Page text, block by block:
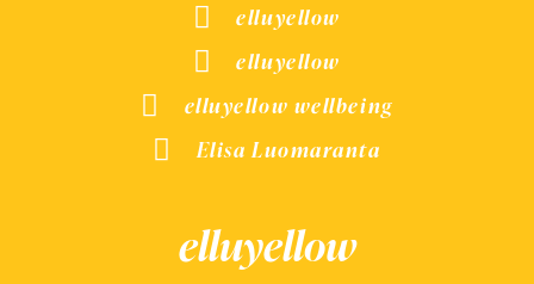
elluyellow
elluyellow
elluyellow wellbeing
Elisa Luomaranta
elluyellow